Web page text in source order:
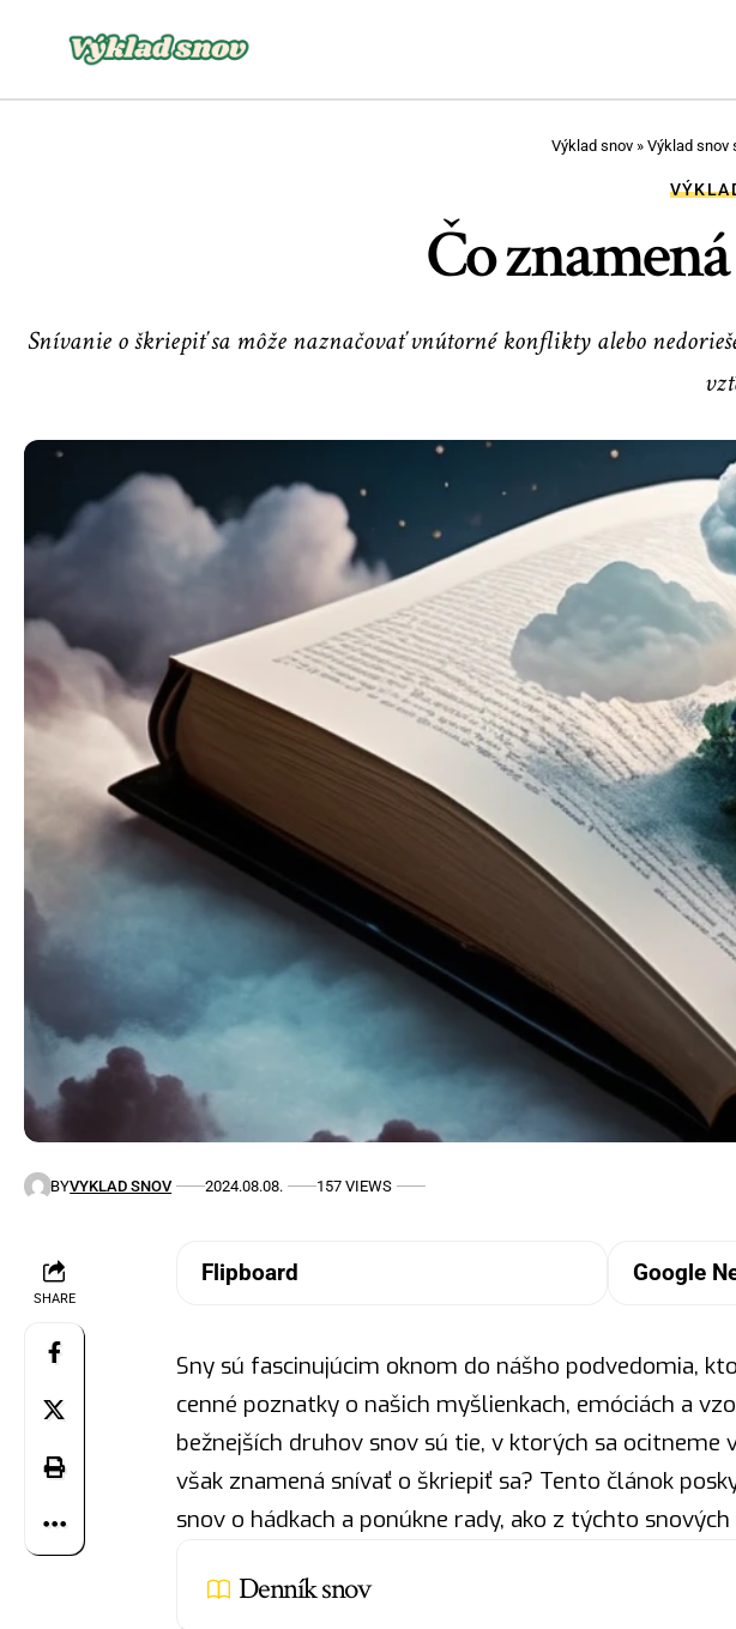
Výklad snov» Výklad snov
Čo
Snívanie o škriepiť sa môže naznačovať vnútorné konflikty alebo
BYVYKLAD SNOV 2024.08.08. 157 VIEWS
SHARE
Flipboard Google
Sny sú fascinujúcim oknom do nášho podvedomia,
cenné poznatky o našich myšlienkach, emóciách a
bežnejších druhov snov sú tie, v ktorých sa ocitneme
však znamená snívať o škriepiť sa? Tento článok
snovo hádkach a ponúkne rady, ako z týchto
Denník snov